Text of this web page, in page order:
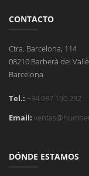
CONTACTO
Ctra. Barcelona, 114
08210 Barberà del
Barcelona
Tel.: +34 937 190 232
Email:
DÓNDE ESTAMOS